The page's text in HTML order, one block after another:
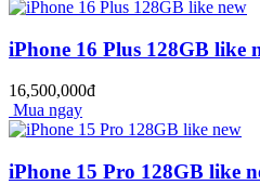
iPhone 16 Plus 128GB like
16,500,000đ
Mua ngay
iPhone 15 Pro 128GB like